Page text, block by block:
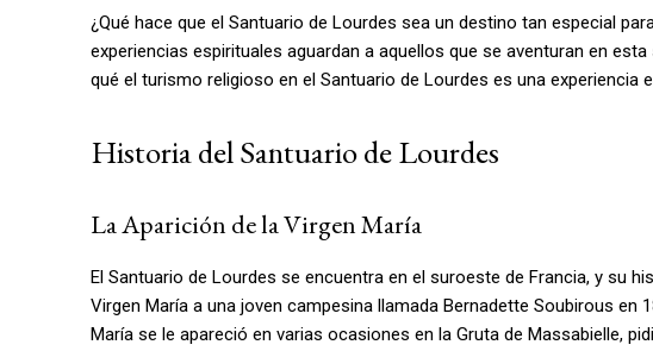
¿Qué hace que el Santuario de Lourdes sea un destino tan especial
experiencias espirituales aguardan a aquellos que se aventuran en
qué el turismo religioso en el Santuario de Lourdes es una experiencia
Historia del Santuario de Lourdes
La Aparición de la Virgen María
El Santuario de Lourdes se encuentra en el suroeste de Francia, y su
Virgen María a una joven campesina llamada Bernadette Soubirous en
María se le apareció en varias ocasiones en la Gruta de Massabielle,